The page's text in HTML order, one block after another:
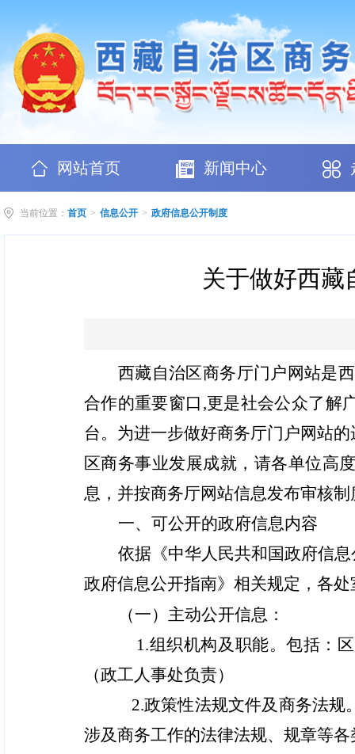
网站首页 新闻中心
当前位置： 首页 > 信息公开 > 政府信息公开制度
关于做好西藏
西藏自治区商务厅门户网站是
合作的重要窗口,更是社会公众了解
台。为进一步做好商务厅门户网站
区商务事业发展成就，请各单位高
息，并按商务厅网站信息发布审核
一、可公开的政府信息内容
依据《中华人民共和国政府信
政府信息公开指南》相关规定，各
（一）主动公开信息：
1.组织机构及职能。包括：
（政工人事处负责）
2.政策性法规文件及商务法规
涉及商务工作的法律法规、规章等